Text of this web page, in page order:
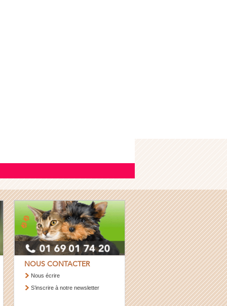
NOUS CONTACTER
Nous écrire
S’inscrire à notre newsletter